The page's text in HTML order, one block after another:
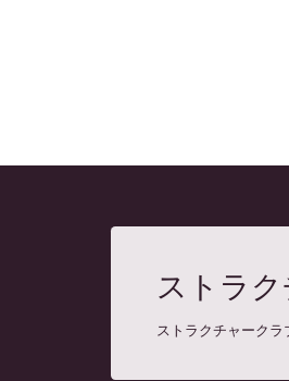
ストラ
ストラクチャークラ